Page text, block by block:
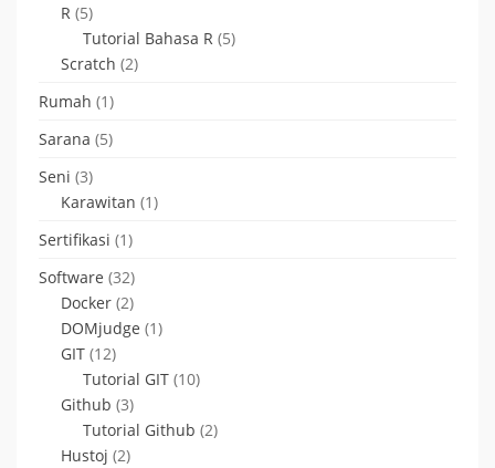
R (5)
Tutorial Bahasa R (5)
Scratch (2)
Rumah (1)
Sarana (5)
Seni (3)
Karawitan (1)
Sertifikasi (1)
Software (32)
Docker (2)
DOMjudge (1)
GIT (12)
Tutorial GIT (10)
Github (3)
Tutorial Github (2)
Hustoj (2)